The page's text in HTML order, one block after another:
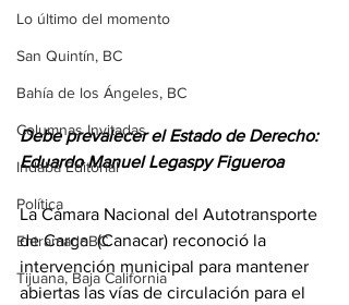
Lo último del momento
San Quintín, BC
Bahía de los Ángeles, BC
Columnas Invitadas
Indaba Editorial
Política
EntramadoBC
Tijuana, Baja California
Debe prevalecer el Estado de Derecho:
Eduardo Manuel Legaspy Figueroa
La Cámara Nacional del Autotransporte
de Carga  (Canacar) reconoció la
intervención municipal para mantener
abiertas las vías de circulación para el